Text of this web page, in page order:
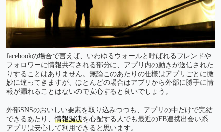
facebookの場合で言えば、いわゆるウォールと呼ばれるフレンドや
フォロワーに情報共有される部分に、アプリ内の動きが送信された
りすることはありません。無論このあたりの仕様はアプリごとに微
妙に違ってきますが、ほとんどの場合はアプリから外部に勝手に情
報が漏れることはないので安心すると良いでしょう。
外部SNSのおいしい要素を取り込みつつも、アプリの中だけで完結
できるあたり、情報漏洩を心配する人でも最近のFB連携出会い系
アプリは安心して利用できると思います。